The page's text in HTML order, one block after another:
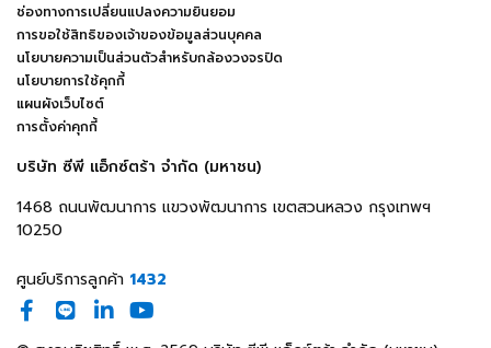
ช่องทางการเปลี่ยนแปลงความยินยอม
การขอใช้สิทธิของเจ้าของข้อมูลส่วนบุคคล
นโยบายความเป็นส่วนตัวสำหรับกล้องวงจรปิด
นโยบายการใช้คุกกี้
แผนผังเว็บไซต์
การตั้งค่าคุกกี้
บริษัท ซีพี แอ็กซ์ตร้า จำกัด (มหาชน)
1468 ถนนพัฒนาการ แขวงพัฒนาการ เขตสวนหลวง กรุงเทพฯ
10250
ศูนย์บริการลูกค้า 1432